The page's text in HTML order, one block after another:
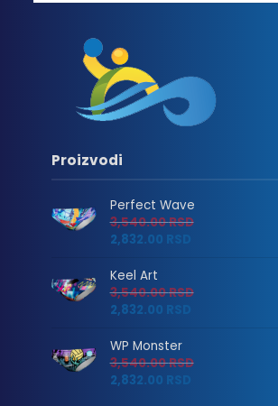
Proizvodi
Perfect Wave
3,540.00RSD
2,832.00 RSD
Keel Art
3,540.00RSD
2,832.00 RSD
WP Monster
3,540.00RSD
2,832.00 RSD